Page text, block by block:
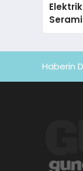
En
Haberin